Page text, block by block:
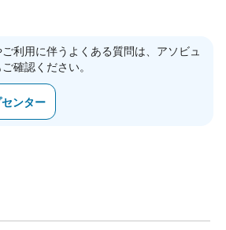
（約1時間50分）
り場（表善・城山・南元方面）から、急
下車します。
の場所にある「古城里 城山農協（旧城
へ移動します。
は721-2番に乗り換えて乗車します（乗車
（約50分）
利用に伴うよくある質問は、アソビュ
確認ください。
ンター